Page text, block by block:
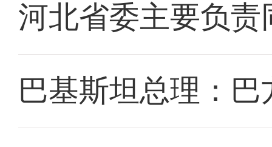
河北省委主要负
巴基斯坦总理：